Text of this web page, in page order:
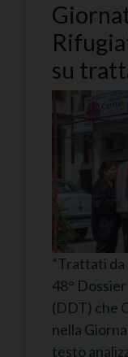
su
“Trattati da
48°
(DDT) che
nella
testo